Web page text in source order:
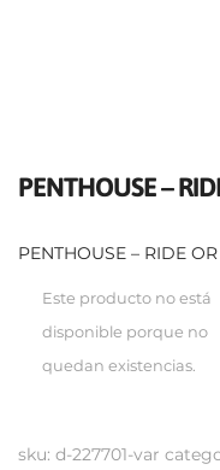
PENTHOUSE –
PENTHOUSE – RIDE
Este producto no está
disponible porque no
quedan existencias.
sku: d-227701-var